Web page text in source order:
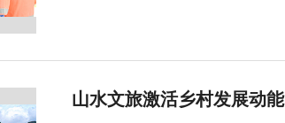
山水文旅激活乡村发展动能